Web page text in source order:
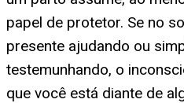
papel de protetor. Se no
presente ajudando ou
testemunhando, o
que você está diante de